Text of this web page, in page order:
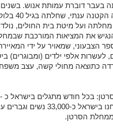
אמא ל–2, שהיתה בעבר דוברת עמותת אנוש.
סעדה פלג
ועל מיטת בית החולים, נולד
את המציאות המורכבת
הצבעוני, שמאויר על ידי
לעשרות אלפי ילדים (ומבוגרים)
כתוצאה מחולי קשה, עצב
סרטן חדשים. בשנת 2022 אובחנו בישראל כ-